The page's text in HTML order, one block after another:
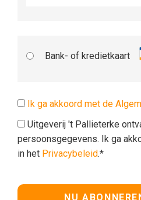
Bank- of kredietkaart
Ik ga akkoord met de
Uitgeverij 't Pallieterke
persoonsgegevens. Ik ga
in het Privacybeleid.*
Geen waarde